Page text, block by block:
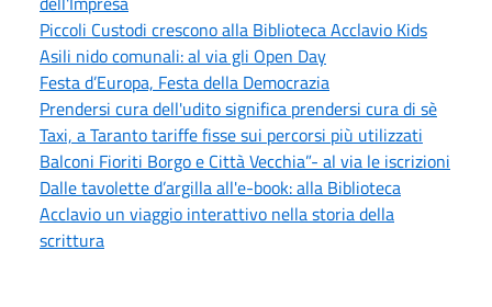
Piccoli Custodi crescono alla Biblioteca Acclavio Kids
Asili nido comunali: al via gli Open Day
Festa d’Europa, Festa della Democrazia
Prendersi cura dell'udito significa prendersi cura di sè
Taxi, a Taranto tariffe fisse sui percorsi più utilizzati
Balconi Fioriti Borgo e Città Vecchia”- al via le iscrizioni
Dalle tavolette d’argilla all'e-book: alla Biblioteca
Acclavio un viaggio interattivo nella storia della
scrittura